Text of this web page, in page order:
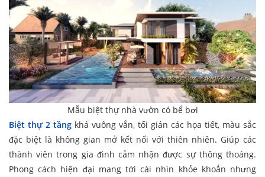
Mẫu biệt thự nhà vườn có bể bơi
Biệt thự 2 tầng khá vuông vắn, tối giản các họa tiết, màu sắc
đặc biệt là không gian mở kết nối với thiên nhiên. Giúp các
thành viên trong gia đình cảm nhận được sự thông thoáng.
Phong cách hiện đại mang tới cái nhìn khỏe khoắn nhưng